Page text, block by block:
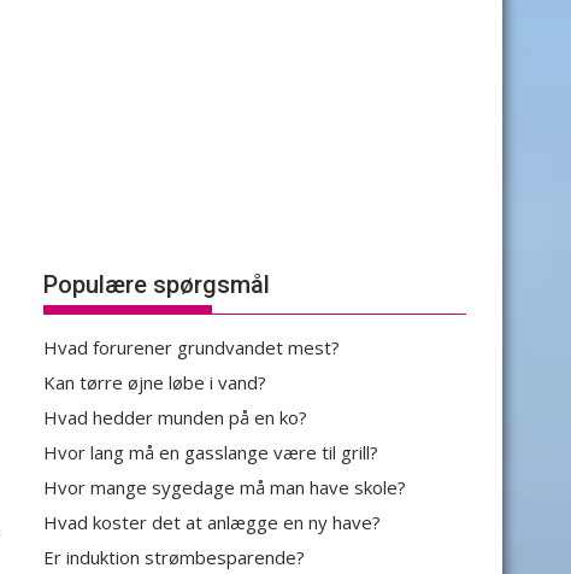
Populære spørgsmål
Hvad forurener grundvandet mest?
Kan tørre øjne løbe i vand?
Hvad hedder munden på en ko?
Hvor lang må en gasslange være til grill?
Hvor mange sygedage må man have skole?
Hvad koster det at anlægge en ny have?
Er induktion strømbesparende?